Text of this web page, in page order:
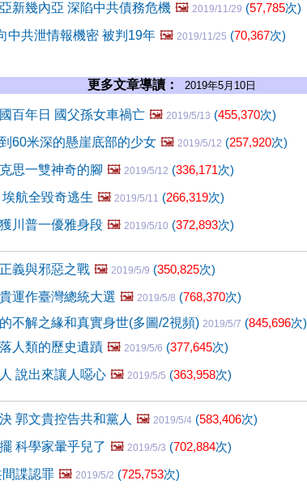
新幾內亞 深陷中共債務危機 🖼️ 2019/11/29 (57,785次)
中共泄情報機密 被判19年 🖼️ 2019/11/25 (70,367次)
更多文章導讀： 2019年5月10日
百年日 國父孫女車禍亡 🖼️ 2019/5/13 (455,370次)
60米深的懸崖底部的少女 🖼️ 2019/5/12 (257,920次)
思一雙神奇的腳 🖼️ 2019/5/12 (336,171次)
航全毀奇逃生 🖼️ 2019/5/11 (266,319次)
川普一優雅身段 🖼️ 2019/5/10 (372,893次)
義與邪惡之戰 🖼️ 2019/5/9 (350,825次)
運作臺灣總統大選 🖼️ 2019/5/8 (768,370次)
不解之緣和真實身世(多圖/2視頻) 2019/5/7 (845,696次)
人類的歷史遺蹟 🖼️ 2019/5/6 (377,645次)
說出來讓人噁心 🖼️ 2019/5/5 (363,958次)
郭文貴控告共和黨人 🖼️ 2019/5/4 (583,406次)
科學家暈乎兒了 🖼️ 2019/5/3 (702,884次)
諜認罪 🖼️ 2019/5/2 (725,753次)